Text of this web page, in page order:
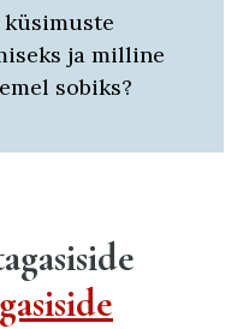
ja milline
sobiks?